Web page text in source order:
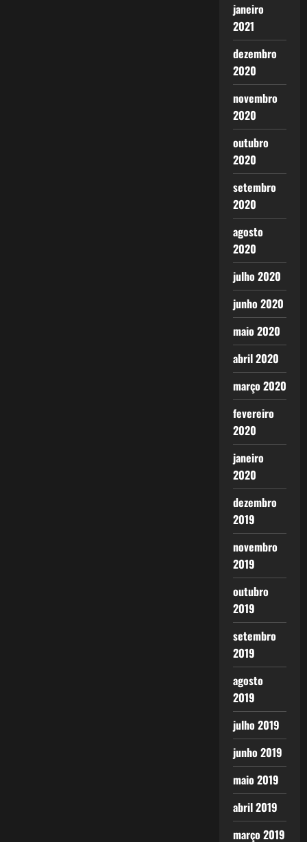
janeiro
2021
dezembro
2020
novembro
2020
outubro
2020
setembro
2020
agosto
2020
julho 2020
junho 2020
maio 2020
abril 2020
março 2020
fevereiro
2020
janeiro
2020
dezembro
2019
novembro
2019
outubro
2019
setembro
2019
agosto
2019
julho 2019
junho 2019
maio 2019
abril 2019
março 2019